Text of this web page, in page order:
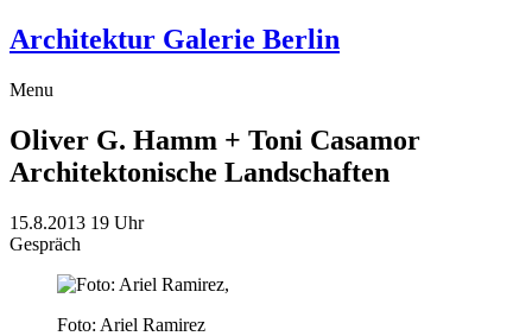
Architektur Galerie Berlin
Menu
Oliver G. Hamm + Toni Casamor
Architektonische Landschaften
15.8.2013 19 Uhr
Gespräch
Foto: Ariel Ramirez